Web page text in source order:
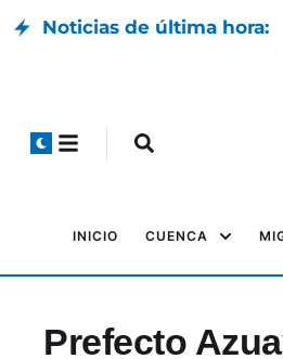
Noticias de última hora:
INICIO CUENCA
Prefecto